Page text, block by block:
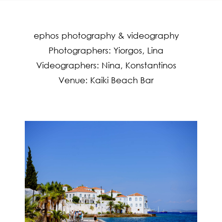
ephos photography & videography
Photographers: Yiorgos, Lina
Videographers: Nina, Konstantinos
Venue: Kaiki Beach Bar